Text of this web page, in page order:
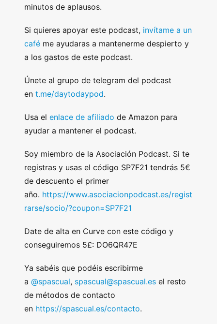
minutos de aplausos.
Si quieres apoyar este podcast, invítame a un
café me ayudaras a mantenerme despierto y
a los gastos de este podcast.
Únete al grupo de telegram del podcast
en t.me/daytodaypod.
Usa el enlace de afiliado de Amazon para
ayudar a mantener el podcast.
Soy miembro de la Asociación Podcast. Si te
registras y usas el código SP7F21 tendrás 5€
de descuento el primer
año. https://www.asociacionpodcast.es/regist
rarse/socio/?coupon=SP7F21
Date de alta en Curve con este código y
conseguiremos 5£: DO6QR47E
Ya sabéis que podéis escribirme
a @spascual, spascual@spascual.es el resto
de métodos de contacto
en https://spascual.es/contacto.